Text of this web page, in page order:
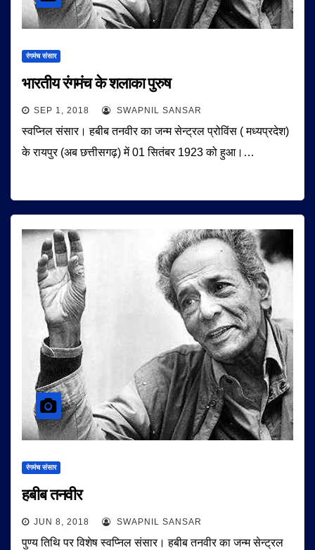
रंगमंच संसार
भारतीय रंगमंच के शलाका पुरुष
SEP 1, 2018 SWAPNIL SANSAR
स्वप्निल संसार। हबीब तनवीर का जन्म सेन्ट्रल प्रोविंस ( मध्यप्रदेश)
के रायपुर (अब छत्तीसगढ़) में 01 सितंबर 1923 को हुआ।…
रंगमंच संसार
हबीब तनवीर
JUN 8, 2018 SWAPNIL SANSAR
पुण्य तिथि पर विशेष स्वप्निल संसार। हबीब तनवीर का जन्म सेन्ट्रल